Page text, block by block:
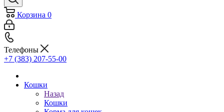
Корзина 0
Телефоны
+7 (383) 207-55-00
Кошки
Назад
Кошки